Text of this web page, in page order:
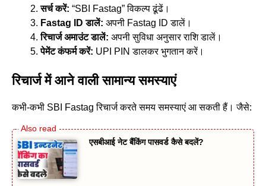
सर्च करें: “SBI Fastag” विकल्प ढूंढें।
Fastag IDडालें: अपनी Fastag ID डालें।
रिचार्ज अमाउंट डालें: अपनी सुविधा अनुसार राशि डालें।
पेमेंट कंफर्म करें: UPI PIN डालकर भुगतान करें।
रिचार्ज में आने वाली सामान्य समस्याएं
कभी-कभी SBI Fastag रिचार्ज करते समय समस्याएं आ सकती हैं। जैसे:
एसबीआई नेट बैंकिंग पासवर्ड कैसे बदलें?